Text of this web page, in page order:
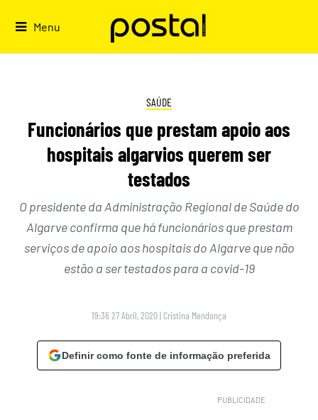
Menu
SAÚDE
Funcionários que prestam apoio aos
hospitais algarvios querem ser
testados
O presidente da Administração Regional de Saúde do
Algarve confirma que há funcionários que prestam
serviços de apoio aos hospitais do Algarve que não
estão a ser testados para a covid-19
19:36 27 Abril, 2020| Cristina Mendonça
Definir como fonte de informação preferida